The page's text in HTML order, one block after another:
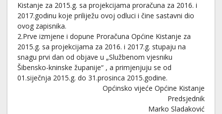
Kistanje za 2015.g. sa projekcijama proračuna za 2016. i
2017.godinu koje priliježu ovoj odluci i čine sastavni dio
ovog zapisnika.
2.Prve izmjene i dopune Proračuna Općine Kistanje za
2015.g. sa projekcijama za 2016. i 2017.g. stupaju na
snagu prvi dan od objave u „Službenom vjesniku
Šibensko-kninske županije“ , a primjenjuju se od
01.siječnja 2015.g. do 31.prosinca 2015.godine.
Općinsko vijeće Općine Kistanje
Predsjednik
Marko Sladaković